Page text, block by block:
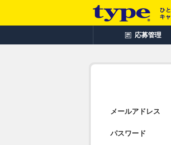
応募管理
メールアドレス
パスワード